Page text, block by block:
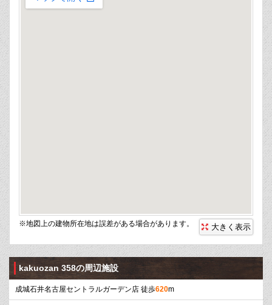
※地図上の建物所在地は誤差がある場合があります。 大きく表示
kakuozan 358の周辺施設
成城石井名古屋セントラルガーデン店 徒歩620m